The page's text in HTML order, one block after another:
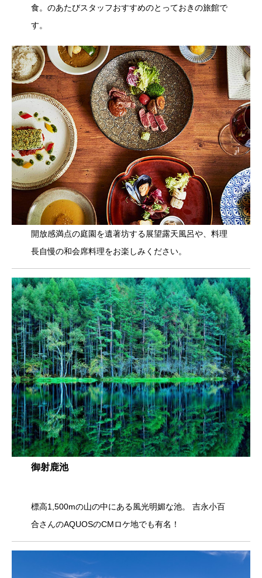
食。のあたびスタッフおすすめのとっておきの旅館で
す。
開放感満点の庭園を遺著坊する展望露天風呂や、料理
長自慢の和会席料理をお楽しみください。
御射鹿池
標高1,500mの山の中にある風光明媚な池。 吉永小百
合さんのAQUOSのCMロケ地でも有名！